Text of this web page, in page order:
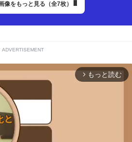
像をもっと見る（全7枚）
ADVERTISEMENT
arrow_forward_ios もっと読む